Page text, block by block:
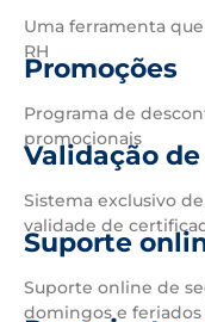
Uma ferramenta
RH
Promoções
Programa de
promocionais
Validação
Sistema exclusivo
validade de
Suporte
Suporte online de
domingos e feriados